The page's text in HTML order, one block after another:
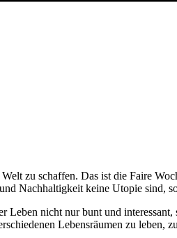
zu schaffen. Das ist die Faire
Nachhaltigkeit keine Utopie sind,
nicht nur bunt und
Lebensräumen zu leben,